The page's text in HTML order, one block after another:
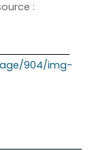
:
904/img-